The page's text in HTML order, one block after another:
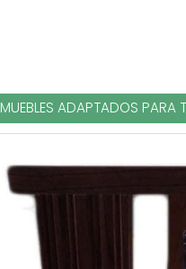
MUEBLES ADAPTADOS PARA